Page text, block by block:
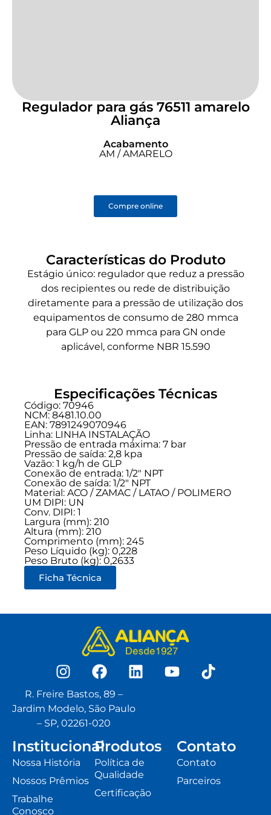
Regulador para gás 76511 amarelo
Aliança
Acabamento
AM / AMARELO
Compre online
Características do Produto
Estágio único: regulador que reduz a pressão
dos recipientes ou rede de distribuição
diretamente para a pressão de utilização dos
equipamentos de consumo de 280 mmca
para GLP ou 220 mmca para GN onde
aplicável, conforme NBR 15.590
Especificações Técnicas
Código: 70946
NCM: 8481.10.00
EAN: 7891249070946
Linha: LINHA INSTALAÇÃO
Pressão de entrada máxima: 7 bar
Pressão de saída: 2,8 kpa
Vazão: 1 kg/h de GLP
Conexão de entrada: 1/2" NPT
Conexão de saída: 1/2" NPT
Material: ACO / ZAMAC / LATAO / POLIMERO
UM DIPI: UN
Conv. DIPI: 1
Largura (mm): 210
Altura (mm): 210
Comprimento (mm): 245
Peso Líquido (kg): 0,228
Peso Bruto (kg): 0,2633
Ficha Técnica
R. Freire Bastos, 89 –
Jardim Modelo, São Paulo
– SP, 02261-020
Institucional
Nossa História
Nossos Prêmios
Trabalhe
Conosco
Produtos
Política de
Qualidade
Certificação
Contato
Contato
Parceiros